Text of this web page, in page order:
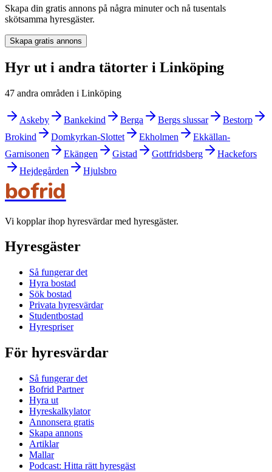
Skapa din gratis annons på några minuter och nå tusentals
skötsamma hyresgäster.
Skapa gratis annons
Hyr ut i andra tätorter i Linköping
47 andra områden i Linköping
Askeby Bankekind Berga Bergs slussar
Bestorp
Brokind
Domkyrkan-Slottet Ekholmen
Ekkällan-
Garnisonen
Ekängen Gistad Gottfridsberg
Hackefors
Hejdegården
Hjulsbro
bofrid
Vi kopplar ihop hyresvärdar med hyresgäster.
Hyresgäster
Så fungerar det
Hyra bostad
Sök bostad
Privata hyresvärdar
Studentbostad
Hyrespriser
För hyresvärdar
Så fungerar det
Bofrid Partner
Hyra ut
Hyreskalkylator
Annonsera gratis
Skapa annons
Artiklar
Mallar
Podcast: Hitta rätt hyresgäst